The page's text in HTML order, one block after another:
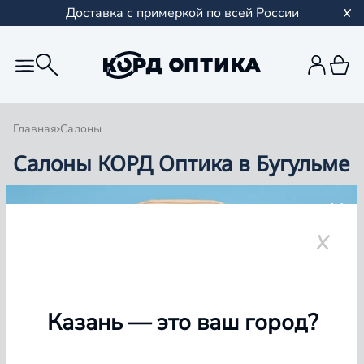
Доставка с примеркой по всей России
Главная Салоны
Салоны КОРД Оптика в Бугульме
Группа компаний «Корд Оптика» - это более 100
Казань— это ваш город?